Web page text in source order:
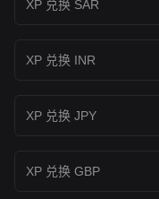
XP 兑换 SAR
XP 兑换 INR
XP 兑换 JPY
XP 兑换 GBP